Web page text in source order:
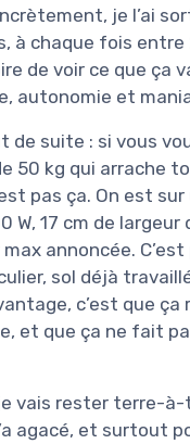
je l’ai
à chaque fois
de voir ce que ça
autonomie et
de suite : si vous
50 kg qui arrache
pas ça. On est
W, 17 cm de largeur
annoncée.
sol déjà
c’est que ça
et que ça ne fait
vais rester terre-à-
agacé, et surtout